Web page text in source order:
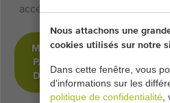
Nous attachons une
cookies utilisés sur notre
Dans cette fenêtre, vous
d'informations sur les
politique de confidentialité
accéder à cette partie.
MODIFIER LES
PARAMÈTRES
DES COOKIES